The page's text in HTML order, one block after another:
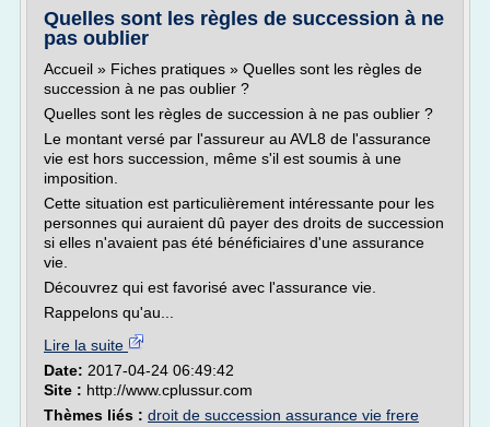
Quelles sont les règles de succession à ne
pas oublier
Accueil » Fiches pratiques » Quelles sont les règles de
succession à ne pas oublier ?
Quelles sont les règles de succession à ne pas oublier ?
Le montant versé par l'assureur au AVL8 de l'assurance
vie est hors succession, même s'il est soumis à une
imposition.
Cette situation est particulièrement intéressante pour les
personnes qui auraient dû payer des droits de succession
si elles n'avaient pas été bénéficiaires d'une assurance
vie.
Découvrez qui est favorisé avec l'assurance vie.
Rappelons qu'au...
Lire la suite
Date: 2017-04-24 06:49:42
Site : http://www.cplussur.com
Thèmes liés : droit de succession assurance vie frere